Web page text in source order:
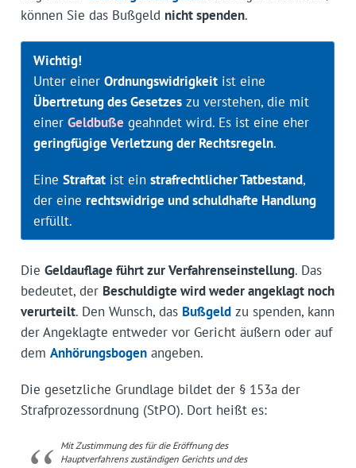
können Sie das Bußgeld nicht spenden.
Wichtig!
Unter einer Ordnungswidrigkeitist eine
Übertretung des Gesetzeszu verstehen, die mit
einer Geldbuße geahndet wird. Es ist eine eher
geringfügige Verletzung der Rechtsregeln.
Eine Straftatist ein strafrechtlicher Tatbestand,
der eine rechtswidrige und schuldhafte Handlung
erfüllt.
Die Geldauflage führt zur Verfahrenseinstellung. Das
bedeutet, der Beschuldigte wird weder angeklagt noch
verurteilt. Den Wunsch, das Bußgeldzu spenden, kann
der Angeklagte entweder vor Gericht äußern oder auf
dem Anhörungsbogenangeben.
Die gesetzliche Grundlage bildet der § 153a der
Strafprozessordnung (StPO). Dort heißt es:
Mit Zustimmung des für die Eröffnung des
Hauptverfahrens zuständigen Gerichts und des